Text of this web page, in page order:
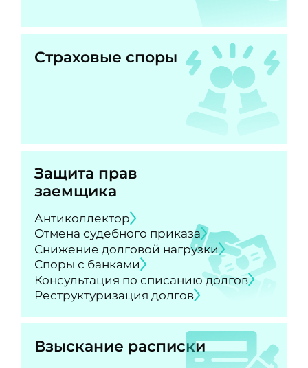
Страховые споры
Защита прав
заемщика
Антиколлектор
Отмена судебного приказа
Снижение долговой нагрузки
Споры с банками
Консультация по списанию долгов
Реструктуризация долгов
Взыскание расписки